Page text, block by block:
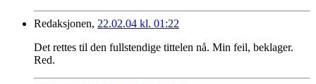
Redaksjonen, 22.02.04 kl. 01:22
Det rettes til den fullstendige tittelen nå. Min feil, beklager.
Red.